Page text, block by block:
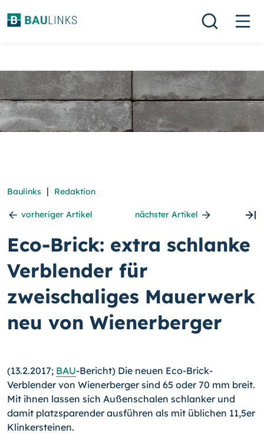
Baulinks | Redaktion
vorheriger Artikel nächster Artikel
Eco-Brick: extra schlanke
Verblender für
zweischaliges Mauerwerk
neu von Wienerberger
(13.2.2017; BAU-Bericht) Die neuen Eco-Brick-
Verblender von Wienerberger sind 65 oder 70 mm breit.
Mit ihnen lassen sich Außenschalen schlanker und
damit platzsparender ausführen als mit üblichen 11,5er
Klinkersteinen.